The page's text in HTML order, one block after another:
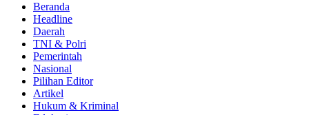
Beranda
Headline
Daerah
TNI & Polri
Pemerintah
Nasional
Pilihan Editor
Artikel
Hukum & Kriminal